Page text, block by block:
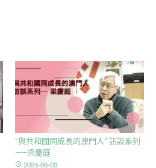
“與共和國同成長的澳門人” 訪談系列
——梁慶庭
access_time 2026-08-03